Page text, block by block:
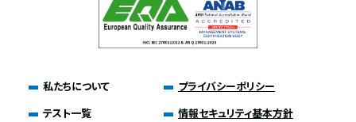
私たちについて
テスト一覧
プライバシーポリシー
情報セキュリティ基本方針